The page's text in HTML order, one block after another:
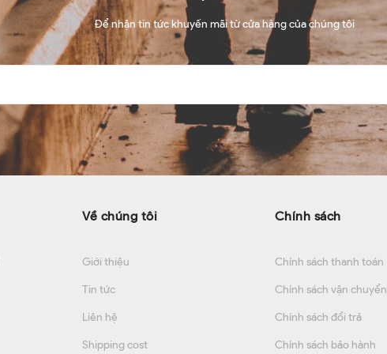
Để nhận tin tức khuyến mãi từ cửa hàng của chúng tôi
Về chúng tôi
Giới thiệu
Tin tức
Liên hệ
Shipping cost
Chính sách
Chính sách thanh toán
Chính sách vận chuyển
Chính sách đổi trả
Chính sách bảo hành